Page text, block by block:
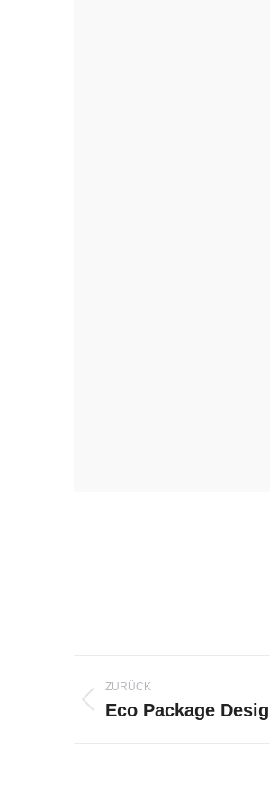
Project
navigation
ZURÜCK
Previous
Eco Package